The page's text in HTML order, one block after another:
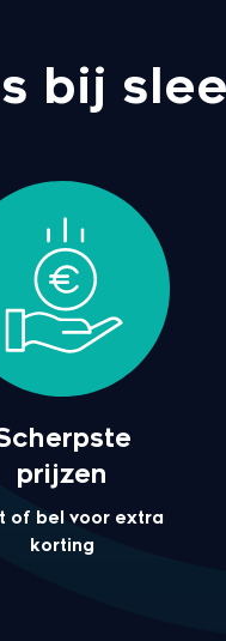
bij
prijzen
of bel voor extra
korting